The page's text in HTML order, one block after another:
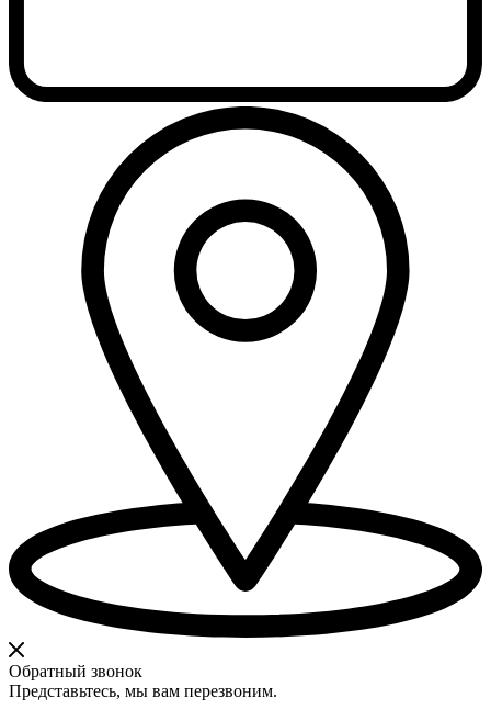
Обратный звонок
Представьтесь, мы вам перезвоним.